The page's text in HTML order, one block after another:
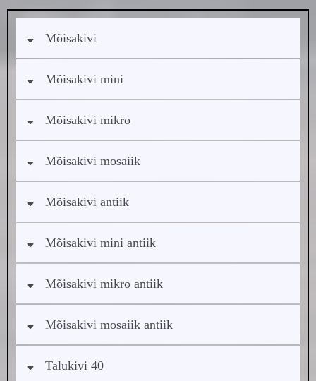
Mõisakivi
Mõisakivi mini
Mõisakivi mikro
Mõisakivi mosaiik
Mõisakivi antiik
Mõisakivi mini antiik
Mõisakivi mikro antiik
Mõisakivi mosaiik antiik
Talukivi 40